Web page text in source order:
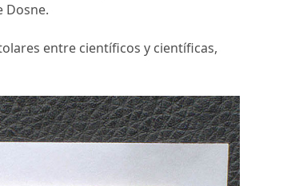
Dosne.
entre científicos y científicas,